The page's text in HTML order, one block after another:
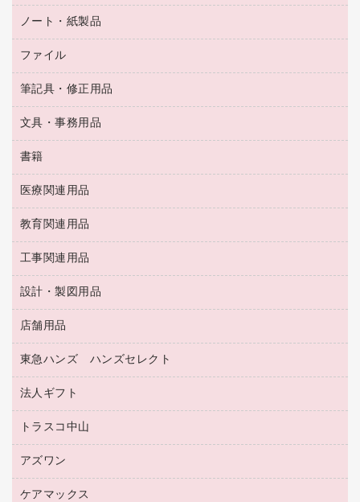
トイレ用品
トイレ用洗剤
ティッシュペーパー
ダストボックス
タオル・アメニティ用品
スリッパ・サンダル・シューズ
スポーツ・レジャー用品
ゴミ袋
キッチン用品
食品添加物製品
シュレッダ
ＯＨＰ用品
フィルム・カメラ用品
デスクライト
アルバム
空調・季節家電
その他電化製品
キッチン・調理家電
ＯＡタップ／延長コード
電卓
ラベルテープ
その他電子文具
ノート・紙製品
封筒
粘着メモ
伝票
典礼用品
帳簿
額縁
各種用紙
ルーズリーフ
ファイル
名刺整理用品
板目表紙・綴込表紙
背幅が伸びるファイル
統一伝票用ファイル
収納保存用品
レターファイル
リングファイル
プレゼン用ファイル
ファイルボックス
パイプ式ファイル
その他ファイル
クリヤーホルダー
クリヤーブック（差替式）
筆記具・修正用品
万年筆
筆ペン
消しゴム
修正液・修正ペン
修正テープ
鉛筆
マーキングペン（油性）
マーキングペン（水性）
ボールペン（油性）
ボールペン（ゲルインク）
シャープペンシル用替芯
文具・事務用品
輪ゴム
両面テープ
名札
保管・整理用品
壁面／足元収納
備品／小物ケース
透明テープ 事務用
電話台
針なしステープラー
紙めくり
裁断機
書籍
パソコンソフト
医療関連用品
保健用品
使い捨て手袋
感染症対策用品
介護用品
医療関連用品
教育関連用品
教育関連用品
工事関連用品
工事関連用品
屋外用品
設計・製図用品
設計・製図用品
店舗用品
店舗運営用品
陳列什器
紙手提げ袋
レジ・ポリ袋
ディスプレイ用品
東急ハンズ ハンズセレクト
東急ハンズ
法人ギフト
高島屋
カウネットギフト
高島屋（食品・飲料）
トラスコ中山
建築・作業用品
アズワン
医療・介護用品（食品・飲料・食添製品）
ケアマックス